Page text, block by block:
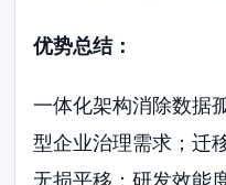
优势总结：
一体化架构消除数据
型企业治理需求；迁
无损平移；研发效能